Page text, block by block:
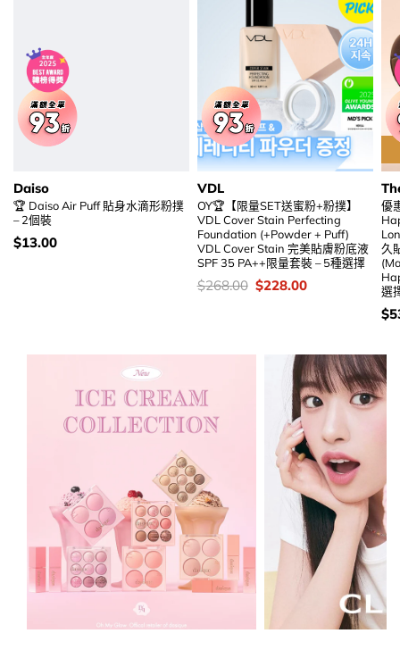
Daiso
🏆 Daiso Air Puff 貼身水滴形粉撲
– 2個裝
價
錢：
$13.00
VDL
OY🏆【限量SET送蜜粉+粉撲】
VDL Cover Stain Perfecting
Foundation (+Powder + Puff)
VDL Cover Stain 完美貼膚粉底液
SPF 35 PA++限量套裝 – 5種選擇
價
錢：
$268.00 Original
price
$228.00Current
優
久
選
價
錢
$